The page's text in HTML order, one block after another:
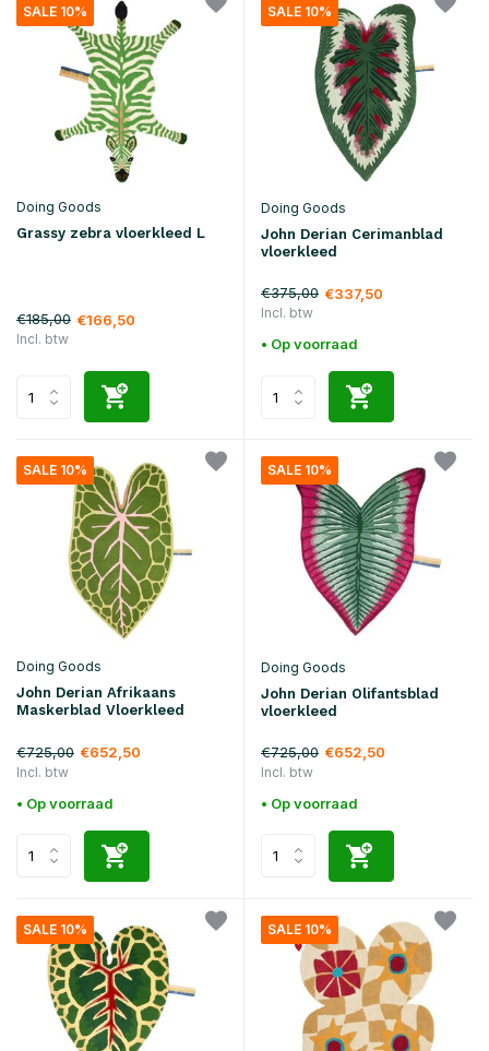
SALE 10%
Doing Goods
Grassy zebra vloerkleed L
€185,00 €166,50
Incl. btw
SALE 10%
Doing Goods
John Derian Cerimanblad
vloerkleed
€375,00 €337,50
Incl. btw
• Op voorraad
SALE 10%
Doing Goods
John Derian Afrikaans
Maskerblad Vloerkleed
€725,00 €652,50
Incl. btw
• Op voorraad
SALE 10%
Doing Goods
John Derian Olifantsblad
vloerkleed
€725,00 €652,50
Incl. btw
• Op voorraad
SALE 10% SALE 10%